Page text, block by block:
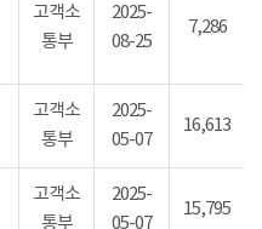
고객소
통부
2025-
08-25
7,286
고객소
통부
2025-
05-07
16,613
고객소
통부
2025-
05-07
15,795